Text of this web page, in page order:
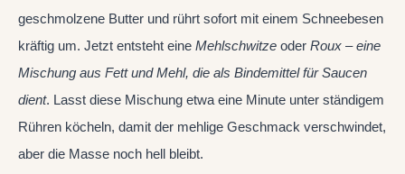
geschmolzene Butter und rührt sofort mit einem Schneebesen
kräftig um. Jetzt entsteht eine Mehlschwitze oder Roux –eine
Mischung aus Fett und Mehl, die als Bindemittel für Saucen
dient. Lasst diese Mischung etwa eine Minute unter ständigem
Rühren köcheln, damit der mehlige Geschmack verschwindet,
aber die Masse noch hell bleibt.